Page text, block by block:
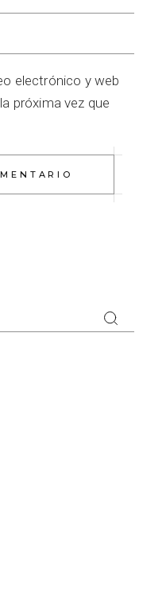
electrónico y web
próxima vez que